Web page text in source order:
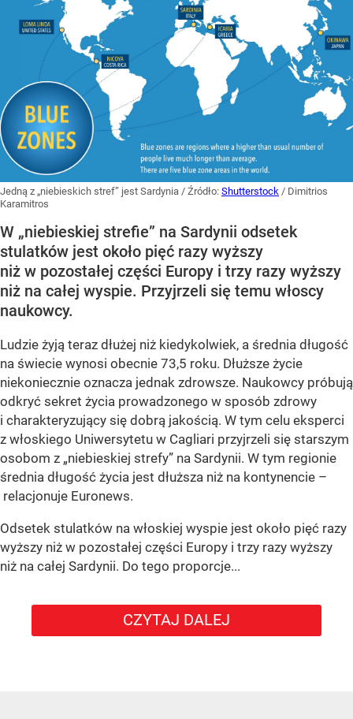
Jedną z „niebieskich stref” jest Sardynia / Źródło: Shutterstock / Dimitrios
Karamitros
W „niebieskiej strefie” na Sardynii odsetek
stulatków jest około pięć razy wyższy
niż w pozostałej części Europy i trzy razy wyższy
niż na całej wyspie. Przyjrzeli się temu włoscy
naukowcy.
Ludzie żyją teraz dłużej niż kiedykolwiek, a średnia długość
na świecie wynosi obecnie 73,5 roku. Dłuższe życie
niekoniecznie oznacza jednak zdrowsze. Naukowcy próbują
odkryć sekret życia prowadzonego w sposób zdrowy
i charakteryzujący się dobrą jakością. W tym celu eksperci
z włoskiego Uniwersytetu w Cagliari przyjrzeli się starszym
osobom z „niebieskiej strefy” na Sardynii. W tym regionie
średnia długość życia jest dłuższa niż na kontynencie –
relacjonuje Euronews.
Odsetek stulatków na włoskiej wyspie jest około pięć razy
wyższy niż w pozostałej części Europy i trzy razy wyższy
niż na całej Sardynii. Do tego proporcje...
CZYTAJ DALEJ